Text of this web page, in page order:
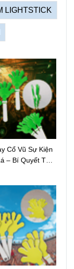
LIGHTSTICK
Cổ Vũ Sự Kiện
– Bí Quyết Tạo